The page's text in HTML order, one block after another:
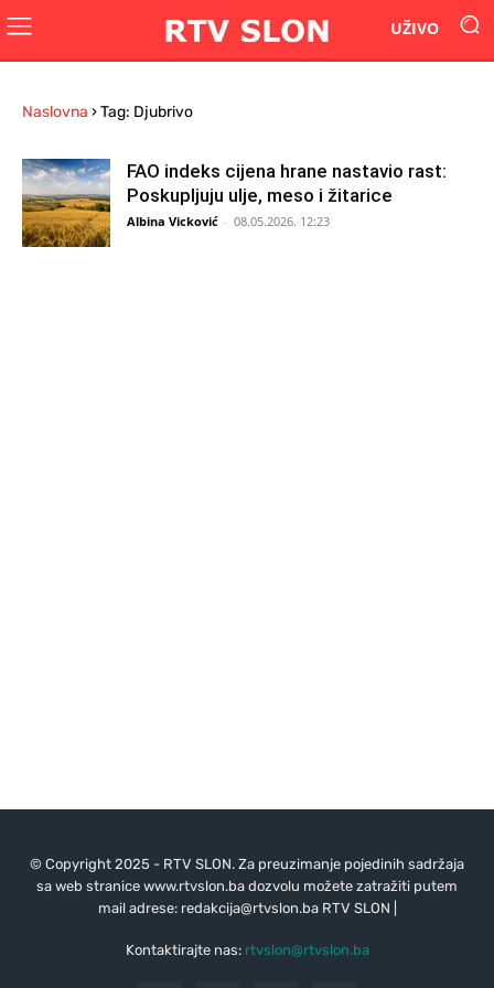
UŽIVO
Naslovna ›Tag: Djubrivo
FAO indeks cijena hrane nastavio rast:
Poskupljuju ulje, meso i žitarice
Albina Vicković - 08.05.2026. 12:23
© Copyright 2025 - RTV SLON. Za preuzimanje pojedinih sadržaja
sa web stranice www.rtvslon.ba dozvolu možete zatražiti putem
mail adrese: redakcija@rtvslon.baRTV SLON |
Kontaktirajte nas: rtvslon@rtvslon.ba